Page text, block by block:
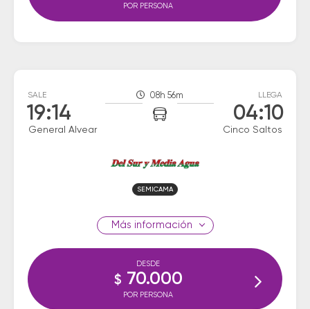
POR PERSONA
SALE
19:14
General Alvear
08h 56m LLEGA
04:10
Cinco Saltos
SEMICAMA
información
DESDE
$ 70.000
POR PERSONA